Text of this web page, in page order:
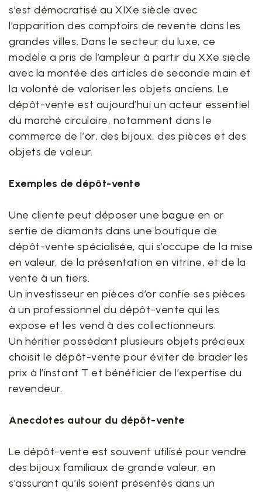
s’est démocratisé au XIXe siècle avec
l’apparition des comptoirs de revente dans les
grandes villes. Dans le secteur du luxe, ce
modèle a pris de l’ampleur à partir du XXe siècle
avec la montée des articles de seconde main et
la volonté de valoriser les objets anciens. Le
dépôt-vente est aujourd’hui un acteur essentiel
du marché circulaire, notamment dans le
commerce de l’or, des bijoux, des pièces et des
objets de valeur.
Exemples de dépôt-vente
Une cliente peut déposer une bague en or
sertie de diamants dans une boutique de
dépôt-vente spécialisée, qui s’occupe de la mise
en valeur, de la présentation en vitrine, et de la
vente à un tiers.
Un investisseur en pièces d’or confie ses pièces
à un professionnel du dépôt-vente qui les
expose et les vend à des collectionneurs.
Un héritier possédant plusieurs objets précieux
choisit le dépôt-vente pour éviter de brader les
prix à l’instant T et bénéficier de l’expertise du
revendeur.
Anecdotes autour du dépôt-vente
Le dépôt-vente est souvent utilisé pour vendre
des bijoux familiaux de grande valeur, en
s’assurant qu’ils soient présentés dans un